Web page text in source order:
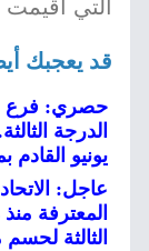
التي
قد يعجبك
حصري: فرع
الدرجة
يونيو القادم
عاجل:
الثالثة لحسم